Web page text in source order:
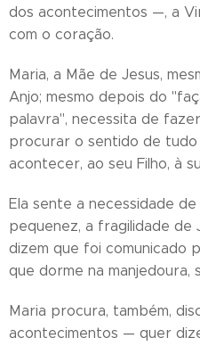
dos acontecimentos —, a
com o coração.
Maria, a Mãe de Jesus,
Anjo; mesmo depois do
palavra", necessita de
procurar o sentido de tudo
acontecer, ao seu Filho, à
Ela sente a necessidade
pequenez, a fragilidade de
dizem que foi comunicado
que dorme na manjedoura,
Maria procura, também,
acontecimentos — quer